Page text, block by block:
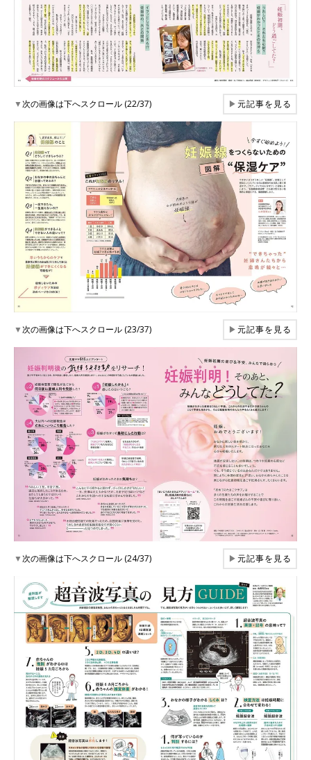
▼次の画像は下へスクロール (22/37) ▶元記事を見る
▼次の画像は下へスクロール (23/37) ▶元記事を見る
▼次の画像は下へスクロール (24/37) ▶元記事を見る